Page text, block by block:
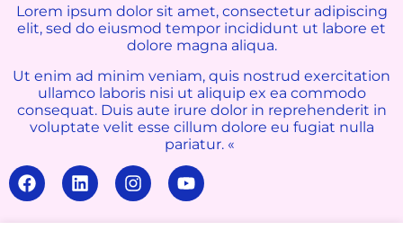
Lorem ipsum dolor sit amet, consectetur adipiscing
elit, sed do eiusmod tempor incididunt ut labore et
dolore magna aliqua.
Ut enim ad minim veniam, quis nostrud exercitation
ullamco laboris nisi ut aliquip ex ea commodo
consequat. Duis aute irure dolor in reprehenderit in
voluptate velit esse cillum dolore eu fugiat nulla
pariatur. «